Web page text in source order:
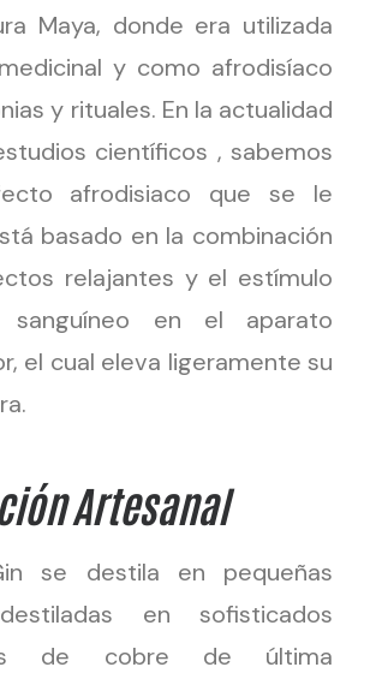
Maya, donde era utilizada
y como afrodisíaco
y rituales. En la actualidad
científicos , sabemos
afrodisiaco que se le
basado en la combinación
relajantes y el estímulo
en el aparato
el cual eleva ligeramente su
Artesanal
se destila en pequeñas
en sofisticados
de cobre de última